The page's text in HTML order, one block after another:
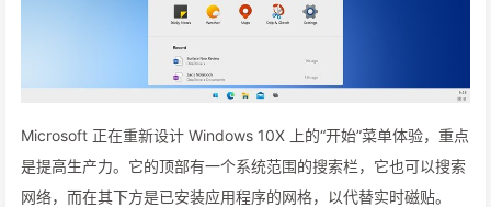
Microsoft 正在重新设计 Windows 10X 上的“开始”菜单体验，重点
是提高生产力。它的顶部有一个系统范围的搜索栏，它也可以搜索
网络，而在其下方是已安装应用程序的网格，以代替实时磁贴。